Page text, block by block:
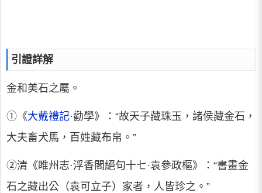
引證詳解
金和美石之屬。
①《大戴禮記·勸學》：“故天子藏珠玉，諸侯藏金石，
大夫畜犬馬，百姓藏布帛。”
②清《睢州志·浮香閣絕句十七·袁參政樞》：“書畫金
石之藏出公（袁可立子）家者，人皆珍之。”